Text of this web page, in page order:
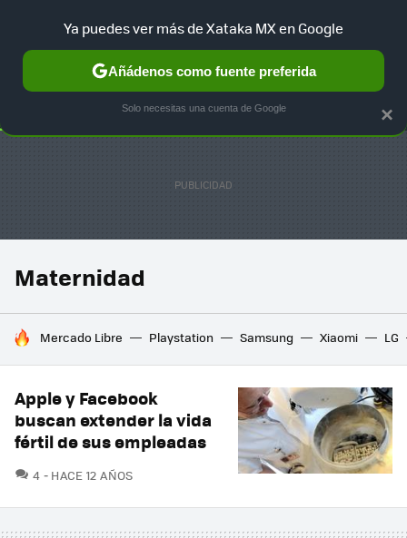
SELECCIÓN GAMING HOME AUTO TERRITORIO
Maternidad
HOY SE HABLA DE
Mercado Libre Playstation Samsung Xiaomi LG
Apple y Facebook
buscan extender la vida
fértil de sus empleadas
4 COMENTARIOS
HACE 12 AÑOS
×
Ya puedes ver más de Xataka MX en Google
Añádenos como fuente preferida
Solo necesitas una cuenta de Google